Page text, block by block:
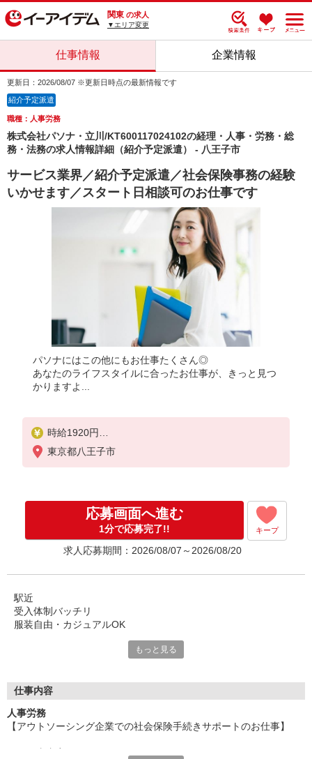
関東 の求人
▼エリア変更
仕事情報 企業情報
更新日：2026/08/07 ※更新日時点の最新情報です
紹介予定派遣
職種：人事労務
株式会社パソナ・立川/KT600117024102の経理・人事・労務・総
務・法務の求人情報詳細（紹介予定派遣） - 八王子市
サービス業界／紹介予定派遣／社会保険事務の経験
いかせます／スタート日相談可のお仕事です
パソナにはこの他にもお仕事たくさん◎
あなたのライフスタイルに合ったお仕事が、きっと見つ
かりますよ...
時給1920円
★交通費規定に基づき交通費支給
東京都八王子市
応募画面へ進む
1分で応募完了!! キープ
求人応募期間：2026/08/07～2026/08/20
駅近
受入体制バッチリ
服装自由・カジュアルOK
≪正社員や契約社員が目指せる紹介予定派遣！≫
正社員や契約社員などの直接雇用を前提に、
派遣社員として、職場での勤務を実際に
経験していただくので、入社後のミスマッチを
もっと見る
仕事内容
人事労務
【アウトソーシング企業での社会保険手続きサポートのお仕事】